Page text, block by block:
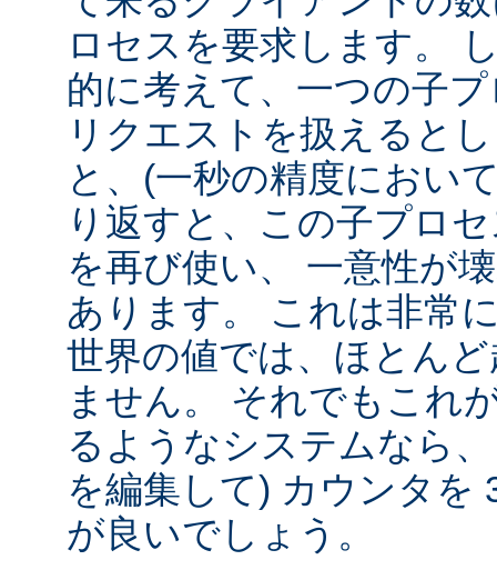
ロセスを要求します。
的に考えて、一つの子
リクエストを扱えると
と、(一秒の精度におい
り返すと、この子プロ
を再び使い、 一意性が
あります。 これは非常
世界の値では、ほとん
ません。 それでもこれ
るようなシステムなら
を編集して) カウンタを
が良いでしょう。